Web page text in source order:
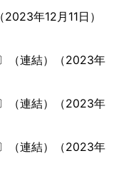
年12月11日）
（連結）（2023年
（連結）（2023年
（連結）（2023年